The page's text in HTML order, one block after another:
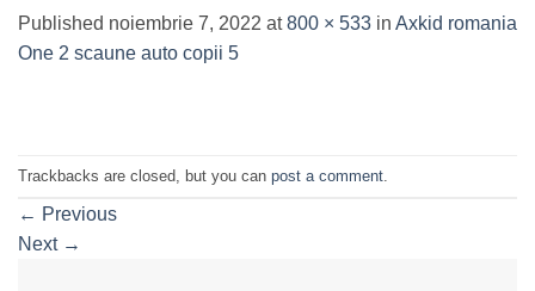
Published noiembrie 7, 2022 at800 × 533 in Axkid romania
One 2 scaune auto copii 5
Trackbacks are closed, but you can post a comment
← Previous
Next →